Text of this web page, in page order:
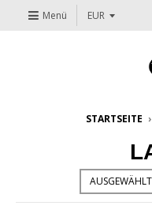
Menü
STARTSEITE ›